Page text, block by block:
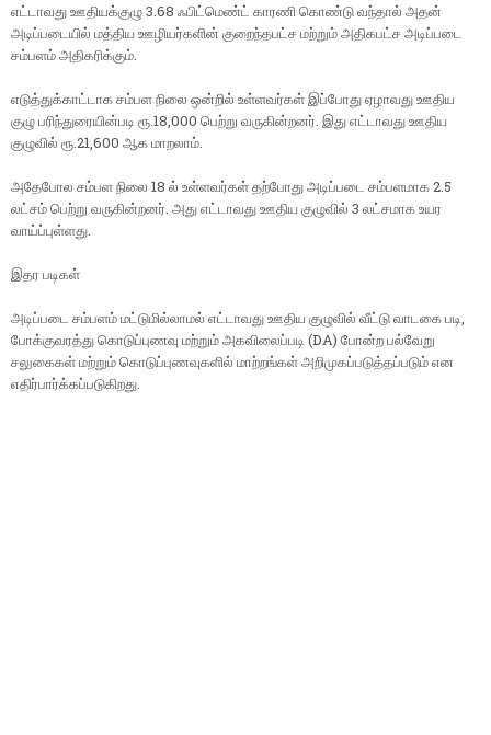
எட்டாவது ஊதியக்குழு 3.68 ஃபிட்மெண்ட் காரணி கொண்டு வந்தால் அதன்
அடிப்படையில் மத்திய ஊழியர்களின் குறைந்தபட்ச மற்றும் அதிகபட்ச அடிப்படை
சம்பளம் அதிகரிக்கும்.
எடுத்துக்காட்டாக சம்பள நிலை ஒன்றில் உள்ளவர்கள் இப்போது ஏழாவது ஊதிய
குழு பரிந்துரையின்படி ரூ.18,000 பெற்று வருகின்றனர். இது எட்டாவது ஊதிய
குழுவில் ரூ.21,600 ஆக மாறலாம்.
அதேபோல சம்பள நிலை 18 ல் உள்ளவர்கள் தற்போது அடிப்படை சம்பளமாக 2.5
லட்சம் பெற்று வருகின்றனர். அது எட்டாவது ஊதிய குழுவில் 3 லட்சமாக உயர
வாய்ப்புள்ளது.
இதர படிகள்
அடிப்படை சம்பளம் மட்டுமில்லாமல் எட்டாவது ஊதிய குழுவில் வீட்டு வாடகை படி,
போக்குவரத்து கொடுப்புணவு மற்றும் அகவிலைப்படி (DA) போன்ற பல்வேறு
சலுகைகள் மற்றும் கொடுப்புணவுகளில் மாற்றங்கள் அறிமுகப்படுத்தப்படும் என
எதிர்பார்க்கப்படுகிறது.